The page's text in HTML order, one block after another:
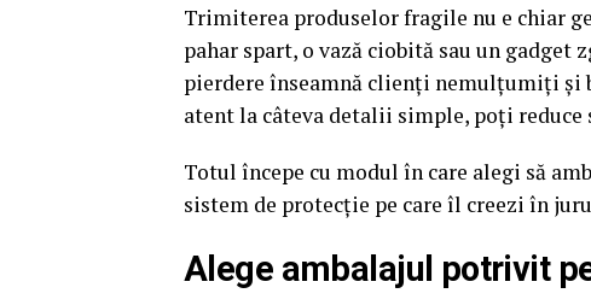
Trimiterea produselor fragile nu e chiar
pahar spart, o vază ciobită sau un
pierdere înseamnă clienți nemulțumiți și
atent la câteva detalii simple, poți
Totul începe cu modul în care alegi să
sistem de protecție pe care îl creezi în
Alege ambalajul potrivit